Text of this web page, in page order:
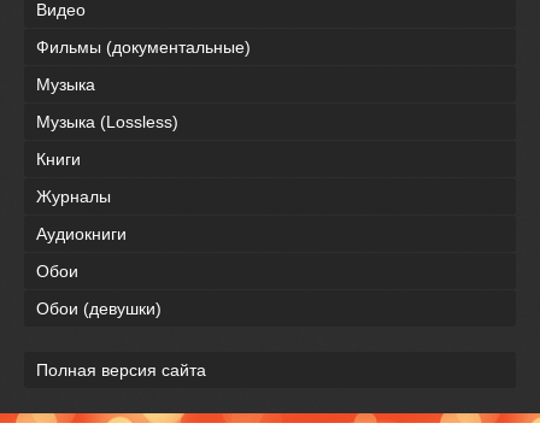
Видео
Фильмы (документальные)
Музыка
Музыка (Lossless)
Книги
Журналы
Аудиокниги
Обои
Обои (девушки)
Полная версия сайта